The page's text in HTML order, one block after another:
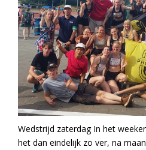
Wedstrijd zaterdag In het
het dan eindelijk zo ver, na